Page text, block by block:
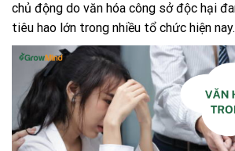
chủ động do văn hóa công sở độc hại
tiêu hao lớn trong nhiều tổ chức hiện nay.